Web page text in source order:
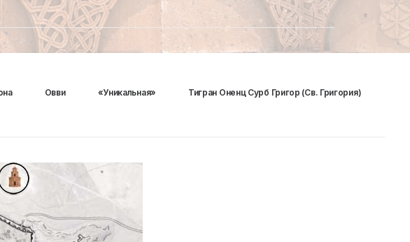
Овви «Уникальная» Тигран Оненц Сурб Григор (Св. Григория)